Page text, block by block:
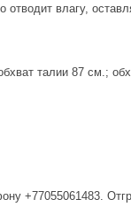
влагу,
талии 87 см.;
+77055061483.